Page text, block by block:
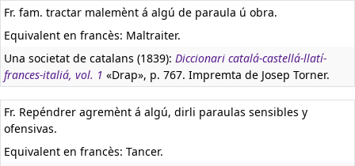
Fr. fam. tractar malemènt á algú de paraula ú obra.
Equivalent en francès: Maltraiter.
Una societat de catalans (1839): Diccionari catalá-castellá-llatí-
frances-italiá, vol. 1 «Drap», p. 767. Impremta de Josep Torner.
Fr. Repéndrer agremènt á algú, dirli paraulas sensibles y
ofensivas.
Equivalent en francès: Tancer.